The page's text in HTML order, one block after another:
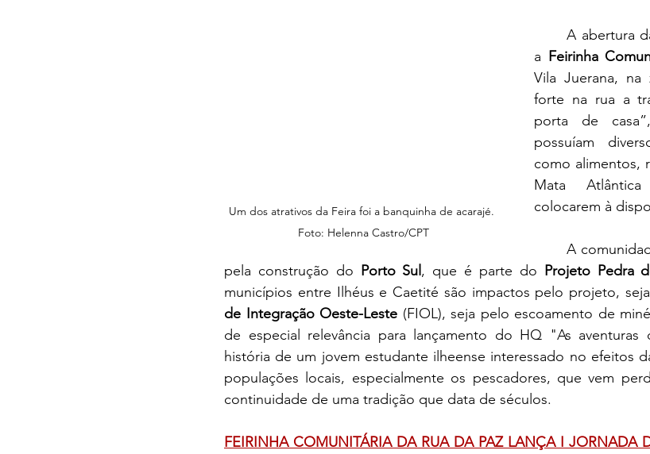
Um dos atrativos da Feira foi a banquinha de acarajé.
Foto: Helenna Castro/CPT
	A abertura da jornada se deu durante
a Feirinha
Vila Juerana,
forte na rua a
porta de
possuíam
como alimentos,
Mata
colocarem à
	A comunidade é altamente impactada
pela construção do Porto Sul , que é parte do Projeto Pedra
municípios entre Ilhéus e Caetité são impactos pelo projeto,
de Integração Oeste-Leste (FIOL), seja pelo escoamento de
de especial relevância para lançamento do HQ "As
história de um jovem estudante ilheense interessado no efeitos
populações locais, especialmente os pescadores, que vem
continuidade de uma tradição que data de séculos.
FEIRINHA COMUNITÁRIA DA RUA DA PAZ LANÇA I JORNADA